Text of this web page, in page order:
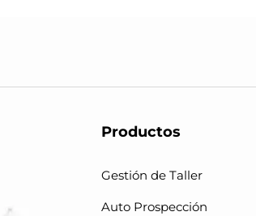
Productos
Gestión de Taller
Auto Prospección